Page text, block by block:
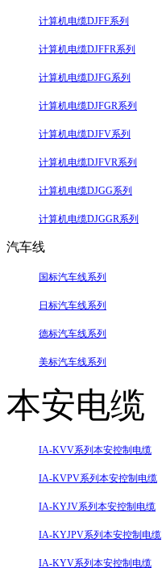
计算机电缆DJFF系列
计算机电缆DJFFR系列
计算机电缆DJFG系列
计算机电缆DJFGR系列
计算机电缆DJFV系列
计算机电缆DJFVR系列
计算机电缆DJGG系列
计算机电缆DJGGR系列
汽车线
国标汽车线系列
日标汽车线系列
德标汽车线系列
美标汽车线系列
本安电缆
IA-KVV系列本安控制电缆
IA-KVPV系列本安控制电缆
IA-KYJV系列本安控制电缆
IA-KYJPV系列本安控制电缆
IA-KYV系列本安控制电缆